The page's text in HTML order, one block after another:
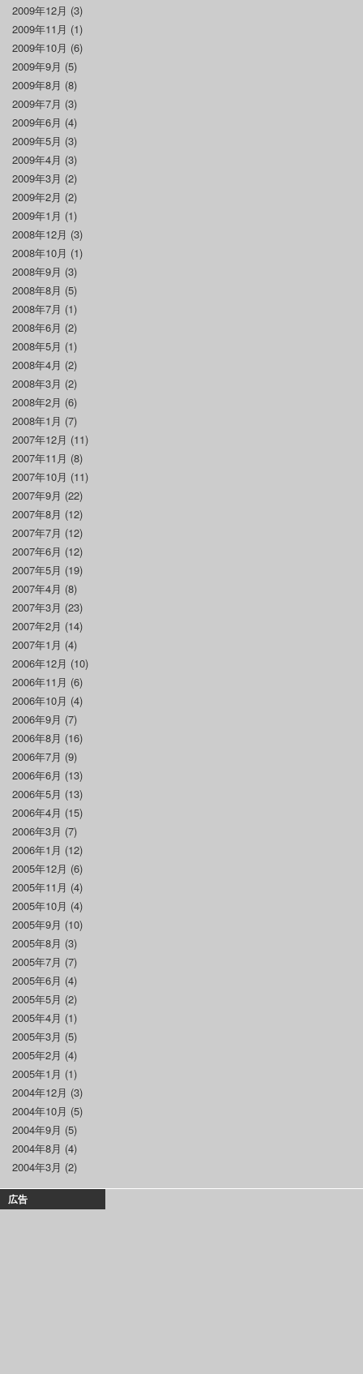
2009年12月 (3)
2009年11月 (1)
2009年10月 (6)
2009年9月 (5)
2009年8月 (8)
2009年7月 (3)
2009年6月 (4)
2009年5月 (3)
2009年4月 (3)
2009年3月 (2)
2009年2月 (2)
2009年1月 (1)
2008年12月 (3)
2008年10月 (1)
2008年9月 (3)
2008年8月 (5)
2008年7月 (1)
2008年6月 (2)
2008年5月 (1)
2008年4月 (2)
2008年3月 (2)
2008年2月 (6)
2008年1月 (7)
2007年12月 (11)
2007年11月 (8)
2007年10月 (11)
2007年9月 (22)
2007年8月 (12)
2007年7月 (12)
2007年6月 (12)
2007年5月 (19)
2007年4月 (8)
2007年3月 (23)
2007年2月 (14)
2007年1月 (4)
2006年12月 (10)
2006年11月 (6)
2006年10月 (4)
2006年9月 (7)
2006年8月 (16)
2006年7月 (9)
2006年6月 (13)
2006年5月 (13)
2006年4月 (15)
2006年3月 (7)
2006年1月 (12)
2005年12月 (6)
2005年11月 (4)
2005年10月 (4)
2005年9月 (10)
2005年8月 (3)
2005年7月 (7)
2005年6月 (4)
2005年5月 (2)
2005年4月 (1)
2005年3月 (5)
2005年2月 (4)
2005年1月 (1)
2004年12月 (3)
2004年10月 (5)
2004年9月 (5)
2004年8月 (4)
2004年3月 (2)
広告